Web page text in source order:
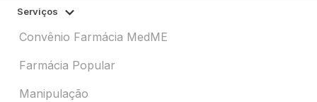
Serviços
Convênio Farmácia MedME
Farmácia Popular
Manipulação